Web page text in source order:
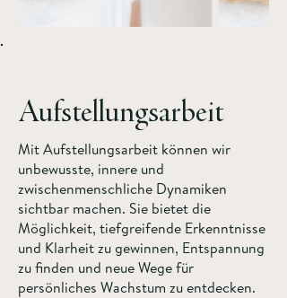
Aufstellungsarbeit
Mit Aufstellungsarbeit können wir
unbewusste, innere und
zwischenmenschliche Dynamiken
sichtbar machen. Sie bietet die
Möglichkeit, tiefgreifende Erkenntnisse
und Klarheit zu gewinnen, Entspannung
zu finden und neue Wege für
persönliches Wachstum zu entdecken.